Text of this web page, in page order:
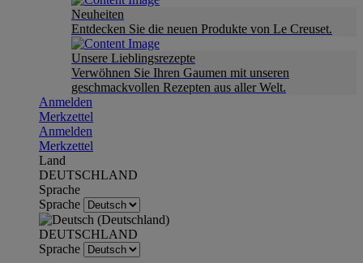
Neuheiten
Entdecken Sie die neuen Produkte von Le Creuset.
Unsere Lieblingsrezepte
Verwöhnen Sie Ihren Gaumen mit unseren
geschmackvollen Rezepten aus aller Welt.
Anmelden
Merkzettel
Anmelden
Merkzettel
Land
DEUTSCHLAND
Sprache
Sprache
DEUTSCHLAND
Sprache